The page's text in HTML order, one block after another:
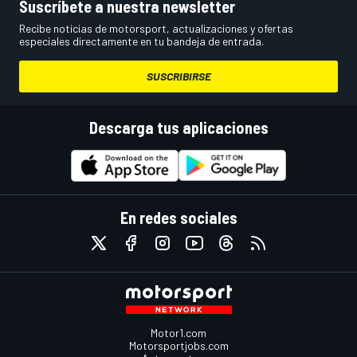
Suscríbete a nuestra newsletter
Recibe noticias de motorsport, actualizaciones y ofertas
especiales directamente en tu bandeja de entrada.
SUSCRIBIRSE
Descarga tus aplicaciones
En redes sociales
Motor1.com
Motorsportjobs.com